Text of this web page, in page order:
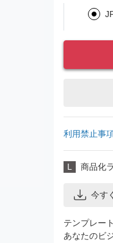
利用禁止事
L 商品化
今す
テンプレー
あなたのビ